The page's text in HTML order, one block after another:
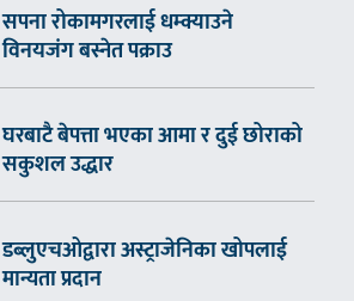
सपना रोकामगरलाई धम्क्याउने
विनयजंग बस्नेत पक्राउ
घरबाटै बेपत्ता भएका आमा र दुई छोराको
सकुशल उद्धार
डब्लुएचओद्वारा अस्ट्राजेनिका खोपलाई
मान्यता प्रदान